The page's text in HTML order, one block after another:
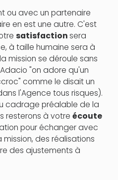
ou avec un partenaire
en est une autre. C'est
satisfactionsera
à taille humaine sera à
mission se déroule sans
"on adore qu'un
comme le disait un
l'Agence tous risques).
cadrage préalable de la
resterons à votre écoute
pour échanger avec
des réalisations
des ajustements à